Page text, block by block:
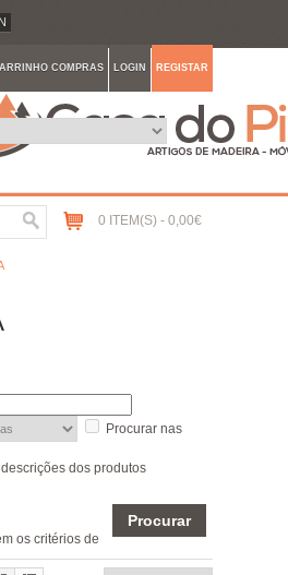
COMPRAS LOGIN REGISTAR
0 ITEM(S) - 0,00€
Procurar nas
dos produtos
os critérios de